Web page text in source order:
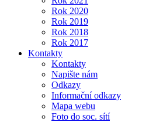
Rok 2020
Rok 2019
Rok 2018
Rok 2017
Kontakty
Kontakty
Napište nám
Odkazy
Informační odkazy
Mapa webu
Foto do soc. sítí